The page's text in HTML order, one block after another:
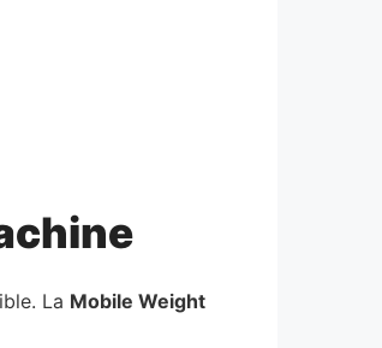
La Mobile Weight